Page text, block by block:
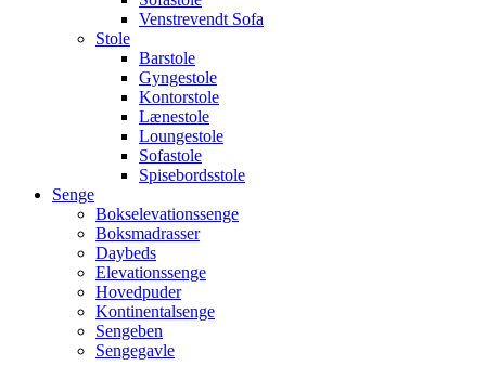
Venstrevendt Sofa
Stole
Barstole
Gyngestole
Kontorstole
Lænestole
Loungestole
Sofastole
Spisebordsstole
Senge
Bokselevationssenge
Boksmadrasser
Daybeds
Elevationssenge
Hovedpuder
Kontinentalsenge
Sengeben
Sengegavle